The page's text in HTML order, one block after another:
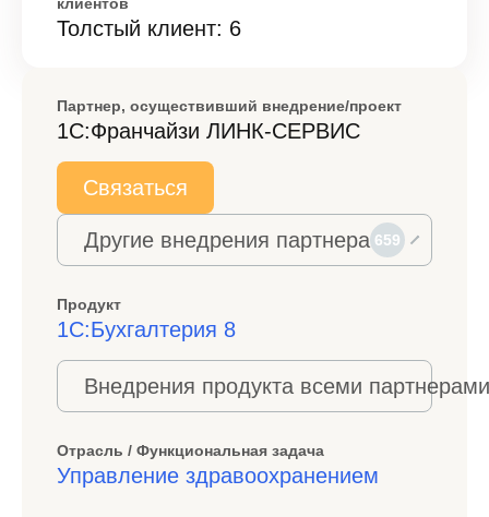
Толстый клиент: 6
Партнер, осуществивший внедрение/проект
1С:Франчайзи ЛИНК-СЕРВИС
Связаться
Другие внедрения партнера 659
Продукт
1С:Бухгалтерия 8
Внедрения продукта всеми
Отрасль / Функциональная задача
Управление здравоохранением